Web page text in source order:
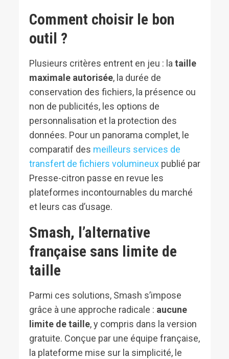
Comment choisir le bon
outil ?
Plusieurs critères entrent en jeu : la taille
maximale autorisée, la durée de
conservation des fichiers, la présence ou
non de publicités, les options de
personnalisation et la protection des
données. Pour un panorama complet, le
comparatif des meilleurs services de
transfert de fichiers volumineuxpublié par
Presse-citron passe en revue les
plateformes incontournables du marché
et leurs cas d’usage.
Smash, l’alternative
française sans limite de
taille
Parmi ces solutions, Smash s’impose
grâce à une approche radicale : aucune
limite de taille, y compris dans la version
gratuite. Conçue par une équipe française,
la plateforme mise sur la simplicité, le